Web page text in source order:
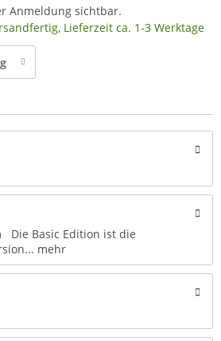
Anmeldung sichtbar.
Lieferzeit ca. 1-3 Werktage
Die Basic Edition ist die
mehr